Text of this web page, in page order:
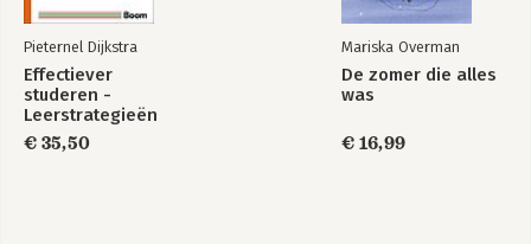
Pieternel Dijkstra
Effectiever
studeren -
Leerstrategieën
voor het hoger
onderwijs
€ 35,50
Mariska Overman
De zomer die alles
was
€ 16,99